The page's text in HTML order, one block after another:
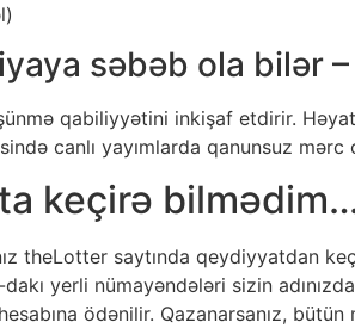
səbəb ola bilər –
qabiliyyətini inkişaf etdirir.
canlı yayımlarda qanunsuz mərc
keçirə
theLotter saytında qeydiyyatdan
yerli nümayəndələri sizin
ödənilir. Qazanarsanız, bütün